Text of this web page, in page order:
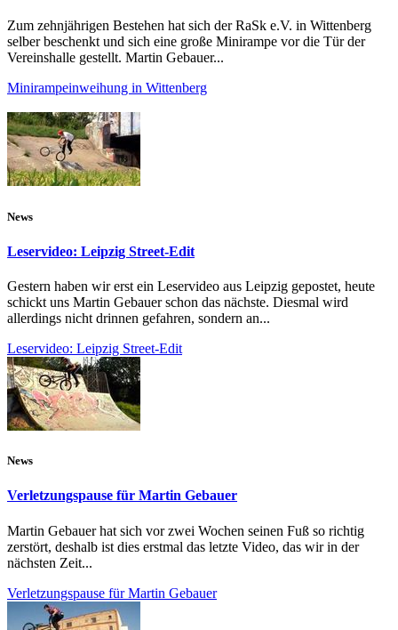
Zum zehnjährigen Bestehen hat sich der RaSk e.V. in Wittenberg
selber beschenkt und sich eine große Minirampe vor die Tür der
Vereinshalle gestellt. Martin Gebauer...
Minirampeinweihung in Wittenberg
News
Leservideo: Leipzig Street-Edit
Gestern haben wir erst ein Leservideo aus Leipzig gepostet, heute
schickt uns Martin Gebauer schon das nächste. Diesmal wird
allerdings nicht drinnen gefahren, sondern an...
Leservideo: Leipzig Street-Edit
News
Verletzungspause für Martin Gebauer
Martin Gebauer hat sich vor zwei Wochen seinen Fuß so richtig
zerstört, deshalb ist dies erstmal das letzte Video, das wir in der
nächsten Zeit...
Verletzungspause für Martin Gebauer